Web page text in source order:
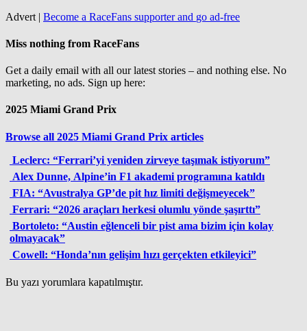
Advert | Become a RaceFans supporter and go ad-free
Miss nothing from RaceFans
Get a daily email with all our latest stories – and nothing else. No
marketing, no ads. Sign up here:
2025 Miami Grand Prix
Browse all 2025 Miami Grand Prix articles
Leclerc: “Ferrari’yi yeniden zirveye taşımak istiyorum”
Alex Dunne, Alpine’in F1 akademi programına katıldı
FIA: “Avustralya GP’de pit hız limiti değişmeyecek”
Ferrari: “2026 araçları herkesi olumlu yönde şaşırttı”
Bortoleto: “Austin eğlenceli bir pist ama bizim için kolay
olmayacak”
Cowell: “Honda’nın gelişim hızı gerçekten etkileyici”
Bu yazı yorumlara kapatılmıştır.